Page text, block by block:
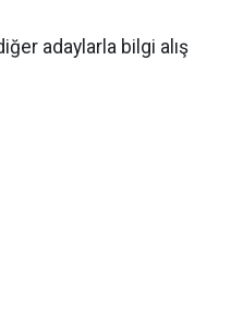
adaylarla bilgi alış